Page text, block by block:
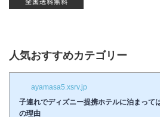
人気おすすめカテゴリー
ayamasa5.xsrv.jp
子連れでディズニー提携ホテルに泊まって
の理由